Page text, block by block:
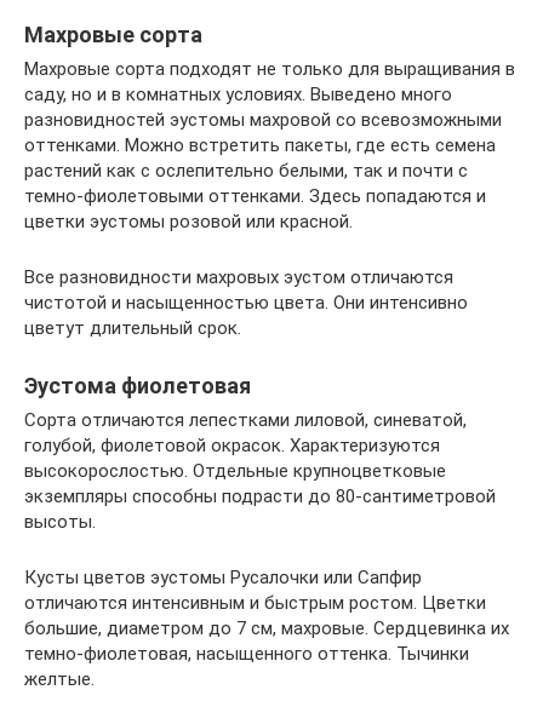
Махровые сорта
Махровые сорта подходят не только для выращивания в
саду, но и в комнатных условиях. Выведено много
разновидностей эустомы махровой со всевозможными
оттенками. Можно встретить пакеты, где есть семена
растений как с ослепительно белыми, так и почти с
темно-фиолетовыми оттенками. Здесь попадаются и
цветки эустомы розовой или красной.
Все разновидности махровых эустом отличаются
чистотой и насыщенностью цвета. Они интенсивно
цветут длительный срок.
Эустома фиолетовая
Сорта отличаются лепестками лиловой, синеватой,
голубой, фиолетовой окрасок. Характеризуются
высокорослостью. Отдельные крупноцветковые
экземпляры способны подрасти до 80-сантиметровой
высоты.
Кусты цветов эустомы Русалочки или Сапфир
отличаются интенсивным и быстрым ростом. Цветки
большие, диаметром до 7 см, махровые. Сердцевинка их
темно-фиолетовая, насыщенного оттенка. Тычинки
желтые.